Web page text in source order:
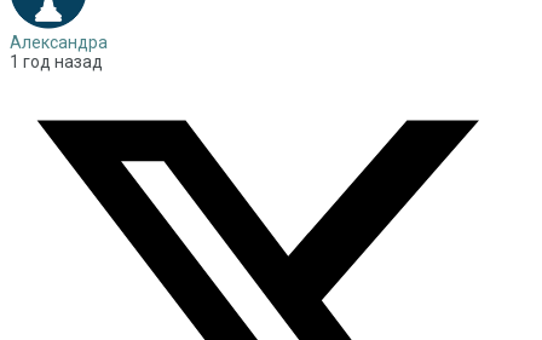
Александра
1 год назад